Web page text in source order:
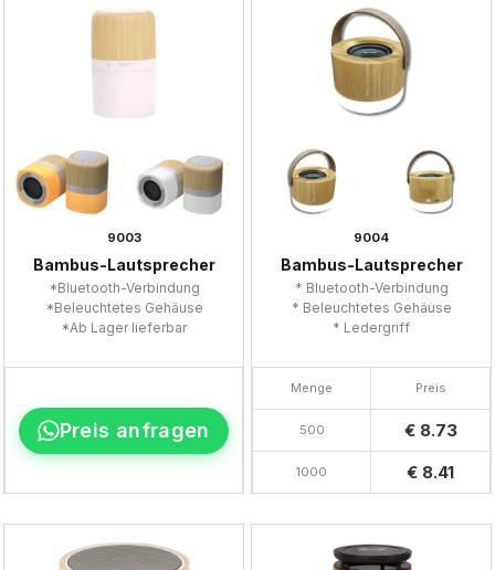
9003
Bambus-Lautsprecher
*Bluetooth-Verbindung
*Beleuchtetes Gehäuse
*Ab Lager lieferbar
Preis anfragen
9004
Bambus-Lautsprecher
* Bluetooth-Verbindung
* Beleuchtetes Gehäuse
* Ledergriff
Menge Preis
500 € 8.73
1000 € 8.41